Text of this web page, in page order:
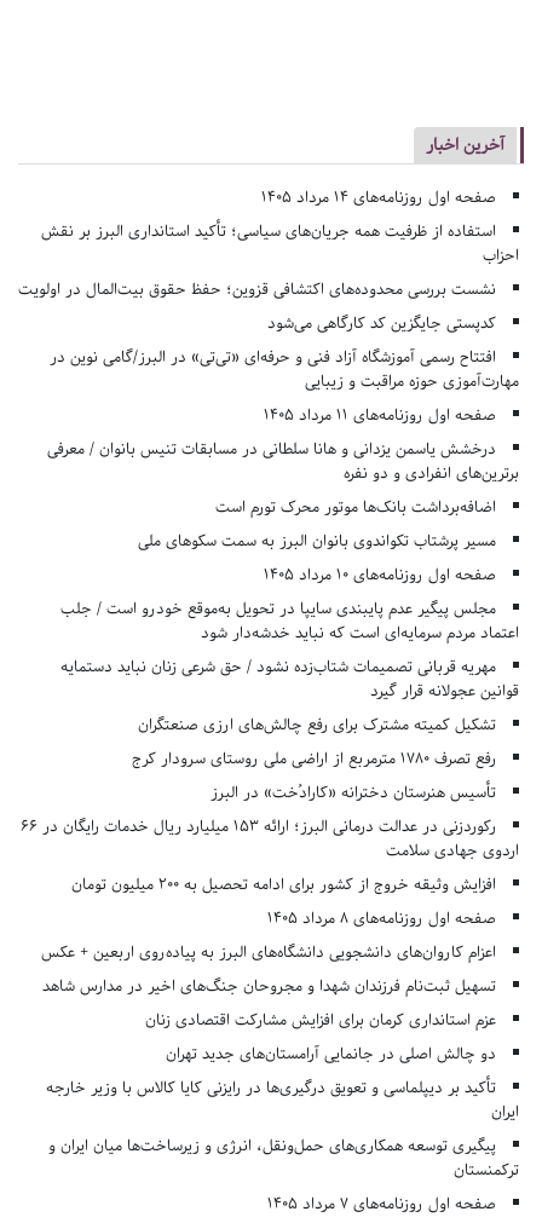
آخرین اخبار
صفحه اول روزنامه‌های 14 مرداد 1405
استفاده از ظرفیت همه جریان‌های سیاسی؛ تأکید استانداری البرز بر نقش
احزاب
نشست بررسی محدوده‌های اکتشافی قزوین؛ حفظ حقوق بیت‌المال در اولویت
کدپستی جایگزین کد کارگاهی می‌شود
افتتاح رسمی آموزشگاه آزاد فنی و حرفه‌ای «تی‌تی» در البرز/گامی نوین در
مهارت‌آموزی حوزه مراقبت و زیبایی
صفحه اول روزنامه‌های 11 مرداد 1405
درخشش یاسمن یزدانی و هانا سلطانی در مسابقات تنیس بانوان / معرفی
برترین‌های انفرادی و دو نفره
اضافه‌برداشت بانک‌ها موتور محرک تورم است
مسیر پرشتاب تکواندوی بانوان البرز به سمت سکوهای ملی
صفحه اول روزنامه‌های 10 مرداد 1405
مجلس پیگیر عدم پایبندی سایپا در تحویل به‌موقع خودرو است / جلب
اعتماد مردم سرمایه‌ای است که نباید خدشه‌دار شود
مهریه قربانی تصمیمات شتاب‌زده نشود / حق شرعی زنان نباید دستمایه
قوانین عجولانه قرار گیرد
تشکیل کمیته مشترک برای رفع چالش‌های ارزی صنعتگران
رفع تصرف ۱۷۸۰ مترمربع از اراضی ملی روستای سرودار کرج
تأسیس هنرستان دخترانه «کارادُخت» در البرز
رکوردزنی در عدالت درمانی البرز؛ ارائه ۱۵۳ میلیارد ریال خدمات رایگان در ۶۶
اردوی جهادی سلامت
افزایش وثیقه خروج از کشور برای ادامه تحصیل به ۲۰۰ میلیون تومان
صفحه اول روزنامه‌های 8 مرداد 1405
اعزام کاروان‌های دانشجویی دانشگاه‌های البرز به پیاده‌روی اربعین + عکس
تسهیل ثبت‌نام فرزندان شهدا و مجروحان جنگ‌های اخیر در مدارس شاهد
عزم استانداری کرمان برای افزایش مشارکت اقتصادی زنان
دو چالش اصلی در جانمایی آرامستان‌های جدید تهران
تأکید بر دیپلماسی و تعویق درگیری‌ها در رایزنی کایا کالاس با وزیر خارجه
ایران
پیگیری توسعه همکاری‌های حمل‌ونقل، انرژی و زیرساخت‌ها میان ایران و
ترکمنستان
صفحه اول روزنامه‌های 7 مرداد 1405